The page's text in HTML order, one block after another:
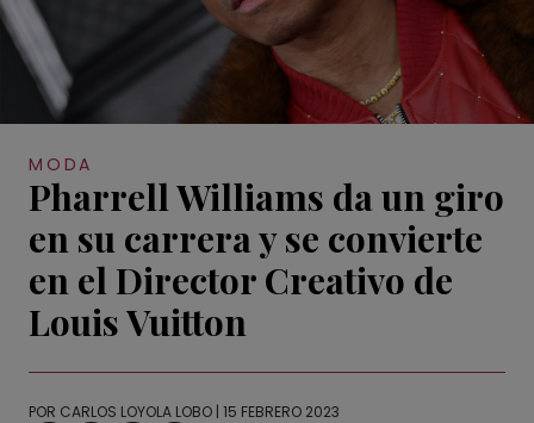
MODA
Pharrell Williams da un giro
en su carrera y se convierte
en el Director Creativo de
Louis Vuitton
POR CARLOS LOYOLA LOBO | 15 FEBRERO 2023